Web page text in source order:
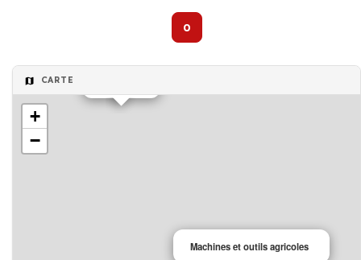
0
CARTE
Machines et outils agricoles
+
−